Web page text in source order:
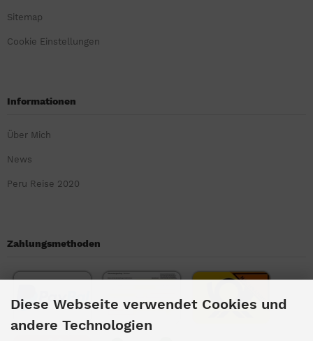
Sitemap
Cookie Einstellungen
Informationen
Über Mich
News
Peru Reise 2020
Zahlungsmethoden
Diese Webseite verwendet Cookies und
andere Technologien